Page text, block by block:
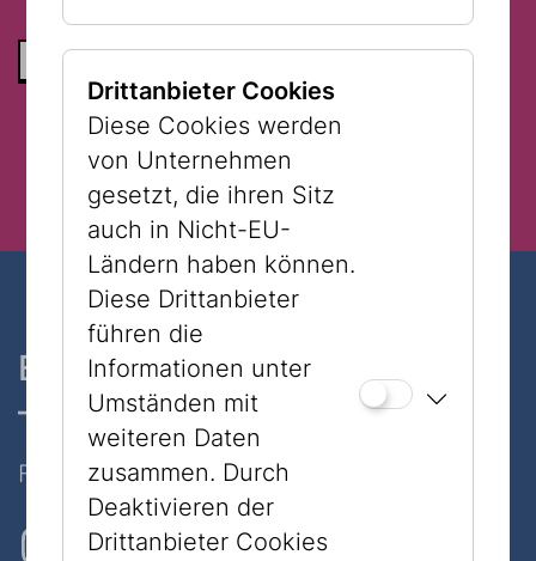
ZURÜCK ZUR LISTE
Ein Museum, zwei Standorte
– nur 7 Minuten zu Fuß
Folgen Sie uns auf Social Media
Drittanbieter Cookies
Diese Cookies werden
von Unternehmen
gesetzt, die ihren Sitz
auch in Nicht-EU-
Ländern haben können.
Diese Drittanbieter
führen die
Informationen unter
Umständen mit
weiteren Daten
zusammen. Durch
Deaktivieren der
Drittanbieter Cookies